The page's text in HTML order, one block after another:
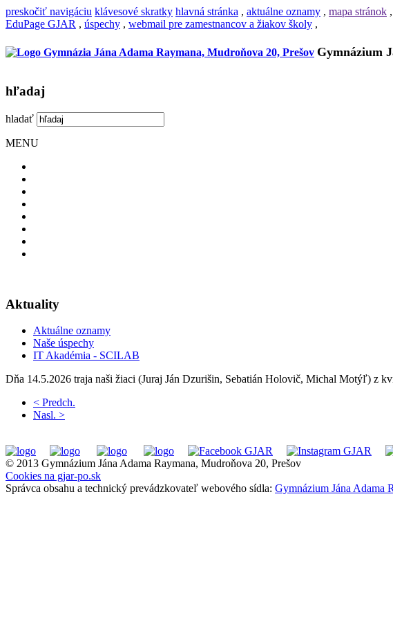
preskočiť navigáciu klávesové skratky hlavná stránka , aktuálne oznamy , mapa stránok ,
EduPage GJAR , úspechy , webmail pre zamestnancov a žiakov školy ,
Gymnázium
hľadaj
hladať
MENU
Aktuality
Aktuálne oznamy
Naše úspechy
IT Akadémia - SCILAB
Dňa 14.5.2026 traja naši žiaci (Juraj Ján Dzurišin, Sebatián Holovič, Michal Motýľ) z
< Predch.
Nasl. >
© 2013 Gymnázium Jána Adama Raymana, Mudroňova 20, Prešov
Cookies na gjar-po.sk
Správca obsahu a technický prevádzkovateľ webového sídla: Gymnázium Jána Adama